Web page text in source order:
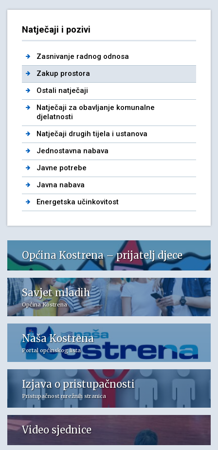
Natječaji i pozivi
Zasnivanje radnog odnosa
Zakup prostora
Ostali natječaji
Natječaji za obavljanje komunalne
djelatnosti
Natječaji drugih tijela i ustanova
Jednostavna nabava
Javne potrebe
Javna nabava
Energetska učinkovitost
Općina Kostrena – prijatelj djece
Savjet mladih
Općina Kostrena
Naša Kostrena
Portal općinskog lista
Izjava o pristupačnosti
Pristupačnost mrežnih stranica
Video sjednice